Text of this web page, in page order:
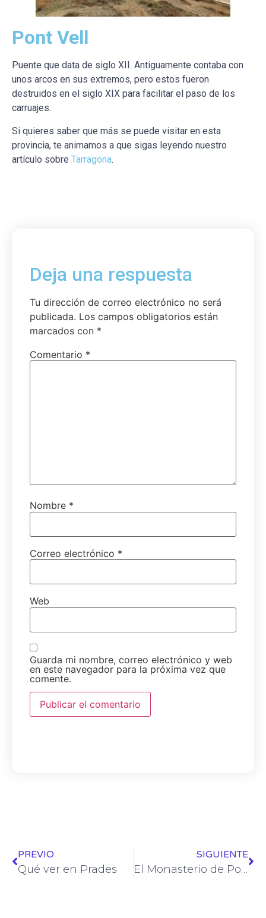
Pont Vell
Puente que data de siglo XII. Antiguamente contaba con
unos arcos en sus extremos, pero estos fueron
destruidos en el siglo XIX para facilitar el paso de los
carruajes.
Si quieres saber que más se puede visitar en esta
provincia, te animamos a que sigas leyendo nuestro
artículo sobre Tarragona.
Deja una respuesta
Tu dirección de correo electrónico no será
publicada. Los campos obligatorios están
marcados con *
Comentario *
Nombre *
Correo electrónico *
Web
Guarda mi nombre, correo electrónico y web
en este navegador para la próxima vez que
comente.
PREVIO
Qué ver en Prades
SIGUIENTE
El Monasterio de Poblet